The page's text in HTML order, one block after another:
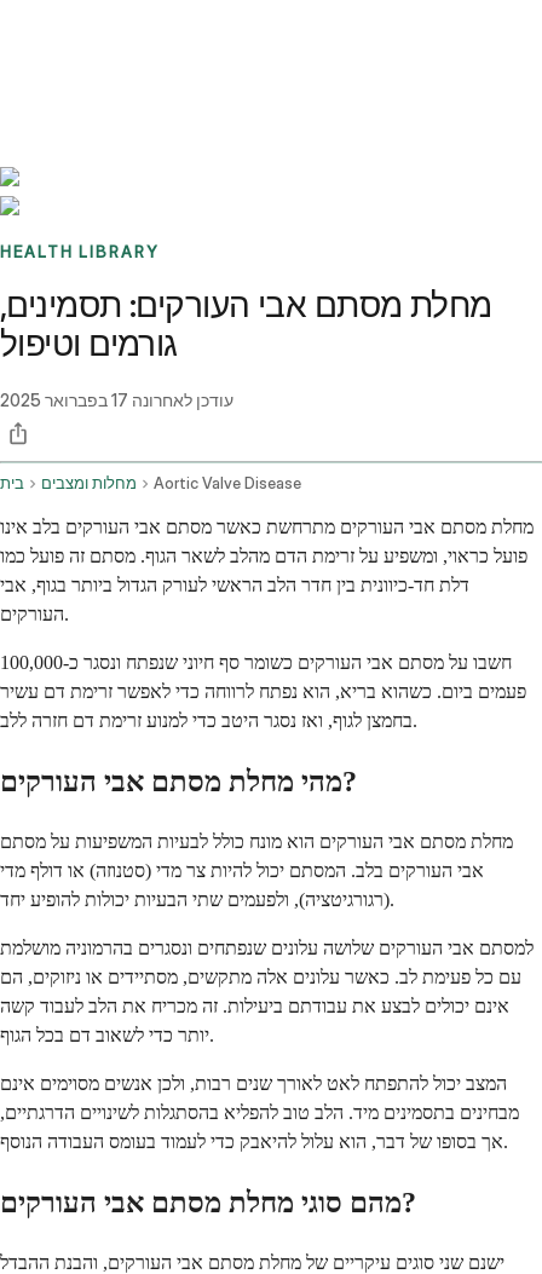
HEALTH LIBRARY
מחלת מסתם אבי העורקים: תסמינים,
גורמים וטיפול
עודכן לאחרונה 17 בפברואר 2025
בית מחלות ומצבים Aortic Valve Disease
מחלת מסתם אבי העורקים מתרחשת כאשר מסתם אבי העורקים בלב אינו
פועל כראוי, ומשפיע על זרימת הדם מהלב לשאר הגוף. מסתם זה פועל כמו
דלת חד-כיוונית בין חדר הלב הראשי לעורק הגדול ביותר בגוף, אבי
העורקים.
חשבו על מסתם אבי העורקים כשומר סף חיוני שנפתח ונסגר כ-100,000
פעמים ביום. כשהוא בריא, הוא נפתח לרווחה כדי לאפשר זרימת דם עשיר
בחמצן לגוף, ואז נסגר היטב כדי למנוע זרימת דם חזרה ללב.
מהי מחלת מסתם אבי העורקים?
מחלת מסתם אבי העורקים הוא מונח כולל לבעיות המשפיעות על מסתם
אבי העורקים בלב. המסתם יכול להיות צר מדי (סטנוזה) או דולף מדי
(רגורגיטציה), ולפעמים שתי הבעיות יכולות להופיע יחד.
למסתם אבי העורקים שלושה עלונים שנפתחים ונסגרים בהרמוניה מושלמת
עם כל פעימת לב. כאשר עלונים אלה מתקשים, מסתיידים או ניזוקים, הם
אינם יכולים לבצע את עבודתם ביעילות. זה מכריח את הלב לעבוד קשה
יותר כדי לשאוב דם בכל הגוף.
המצב יכול להתפתח לאט לאורך שנים רבות, ולכן אנשים מסוימים אינם
מבחינים בתסמינים מיד. הלב טוב להפליא בהסתגלות לשינויים הדרגתיים,
אך בסופו של דבר, הוא עלול להיאבק כדי לעמוד בעומס העבודה הנוסף.
מהם סוגי מחלת מסתם אבי העורקים?
ישנם שני סוגים עיקריים של מחלת מסתם אבי העורקים, והבנת ההבדל